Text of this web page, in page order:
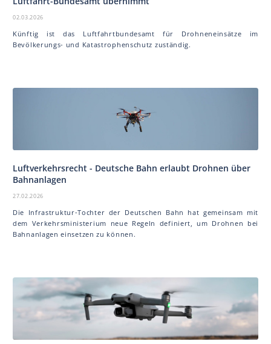
02.03.2026
Künftig ist das Luftfahrtbundesamt für Drohneneinsätze im
Bevölkerungs- und Katastrophenschutz zuständig.
Luftverkehrsrecht - Deutsche Bahn erlaubt Drohnen über
Bahnanlagen
27.02.2026
Die Infrastruktur-Tochter der Deutschen Bahn hat gemeinsam mit
dem Verkehrsministerium neue Regeln definiert, um Drohnen bei
Bahnanlagen einsetzen zu können.